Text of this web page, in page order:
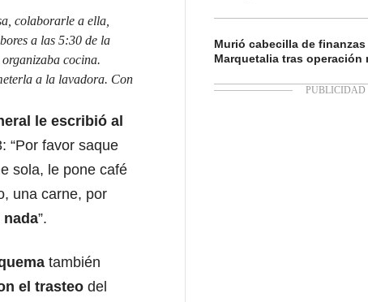
colaborarle a ella,
a las 5:30 de la
cocina.
a la lavadora. Con
le escribió al
“Por favor saque
sola, le pone café
una carne, por
”.
también
el trasteo del
Murió cabecilla de
Marquetalia tras operación